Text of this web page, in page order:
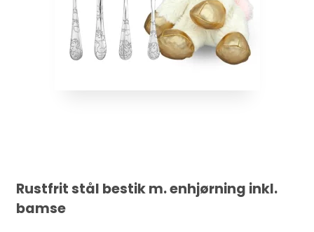
Rustfrit stål bestik m. enhjørning inkl.
bamse